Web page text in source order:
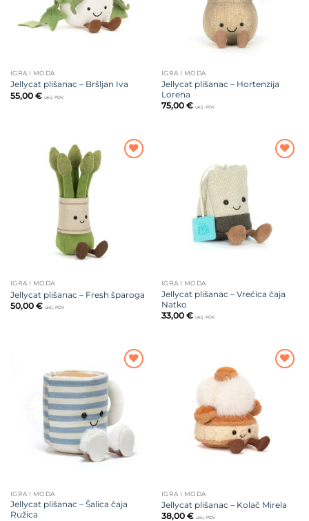
IGRA I MODA
Jellycat plišanac – Bršljan Iva
55,00 € uklj. PDV
IGRA I MODA
Jellycat plišanac – Hortenzija
Lorena
75,00 € uklj. PDV
IGRA I MODA
Jellycat plišanac – Fresh šparoga
50,00 € uklj. PDV
IGRA I MODA
Jellycat plišanac – Vrećica čaja
Natko
33,00 € uklj. PDV
na listu
IGRA I MODA
Jellycat plišanac – Šalica čaja
Ružica
IGRA I MODA
Jellycat plišanac – Kolač Mirela
38,00 € uklj. PDV